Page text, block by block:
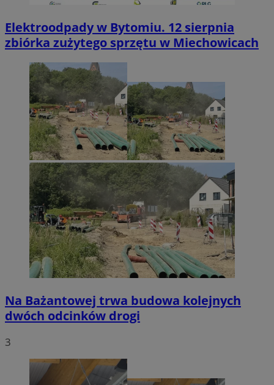
Elektroodpady w Bytomiu. 12 sierpnia
zbiórka zużytego sprzętu w Miechowicach
Na Bażantowej trwa budowa kolejnych
dwóch odcinków drogi
3